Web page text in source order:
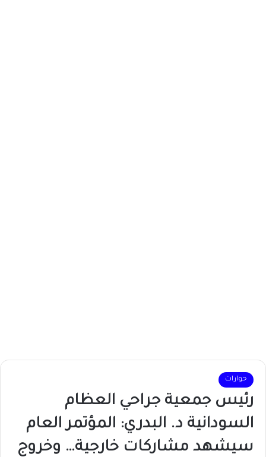
حوارات
رئيس جمعية جراحي العظام
السودانية د. البدري: المؤتمر العام
سيشهد مشاركات خارجية… وخروج